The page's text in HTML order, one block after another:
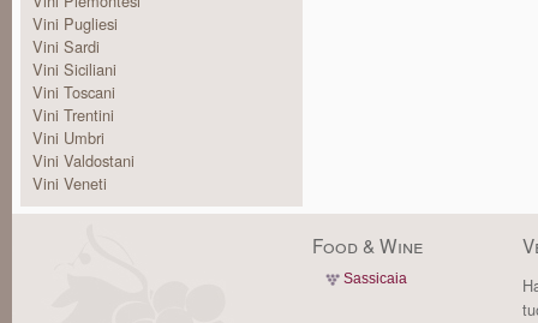
Vini Pugliesi
Vini Sardi
Vini Siciliani
Vini Toscani
Vini Trentini
Vini Umbri
Vini Valdostani
Vini Veneti
Food & Wine
Sassicaia